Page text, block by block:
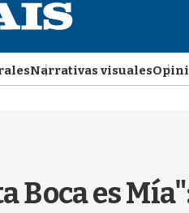
Narrativas visuales
Boca es